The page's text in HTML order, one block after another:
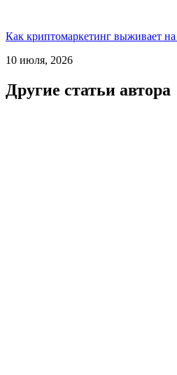
Как криптомаркетинг выживает
10 июля, 2026
Другие статьи автора